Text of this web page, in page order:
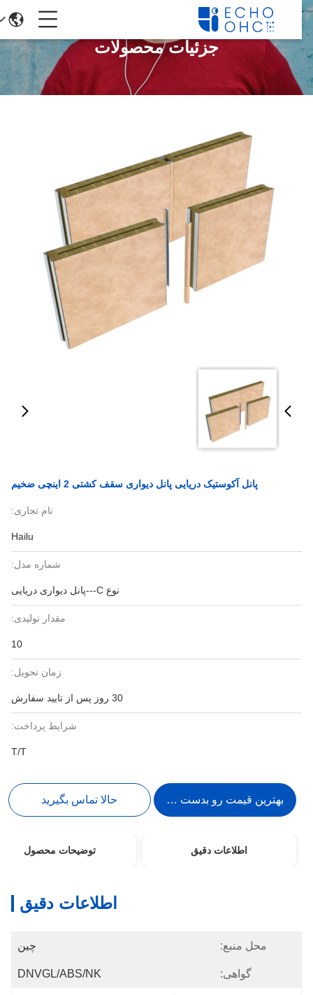
جزئیات محصولات
پانل آکوستیک دریایی پانل دیواری سقف کشتی 2 اینچی ضخیم
نام تجاری:
Hailu
شماره مدل:
نوع C---پانل دیواری دریایی
مقدار تولیدی:
10
زمان تحویل:
30 روز پس از تایید سفارش
شرایط پرداخت:
T/T
بهترین قیمت رو بدست بیار حالا تماس بگیرید
اطلاعات دقیق توضیحات محصول
اطلاعات دقیق
محل منبع: چین
گواهی: DNVGL/ABS/NK